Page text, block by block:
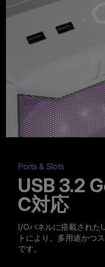
Ports & Slots
USB 3.2
C対応
I/Oパネルに搭載された
トにより、多用途かつ
です。